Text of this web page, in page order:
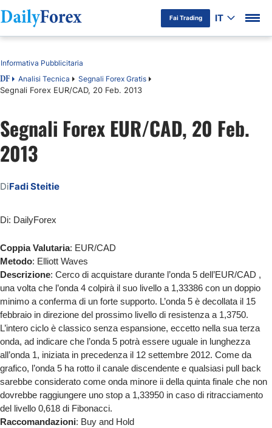
Fai Trading IT
Indice
DF Analisi Tecnica Segnali Forex Gratis
Segnali Forex EUR/CAD, 20 Feb. 2013
Informativa Pubblicitaria
Segnali Forex EUR/CAD, 20 Feb.
2013
DiFadi Steitie
Di: DailyForex
Coppia Valutaria: EUR/CAD
Metodo: Elliott Waves
Descrizione: Cerco di acquistare durante l’onda 5 dell’EUR/CAD ,
una volta che l’onda 4 colpirà il suo livello a 1,33386 con un doppio
minimo a conferma di un forte supporto. L’onda 5 è decollata il 15
febbraio in direzione del prossimo livello di resistenza a 1,3750.
L’intero ciclo è classico senza espansione, eccetto nella sua terza
onda, ad indicare che l’onda 5 potrà essere uguale in lunghezza
all’onda 1, iniziata in precedenza il 12 settembre 2012. Come da
grafico, l’onda 5 ha rotto il canale discendente e qualsiasi pull back
sarebbe considerato come onda minore ii della quinta finale che non
dovrebbe raggiungere uno stop a 1,33950 in caso di ritracciamento
del livello 0,618 di Fibonacci.
Raccomandazioni: Buy and Hold